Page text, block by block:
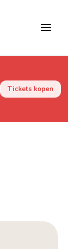
Tickets kopen